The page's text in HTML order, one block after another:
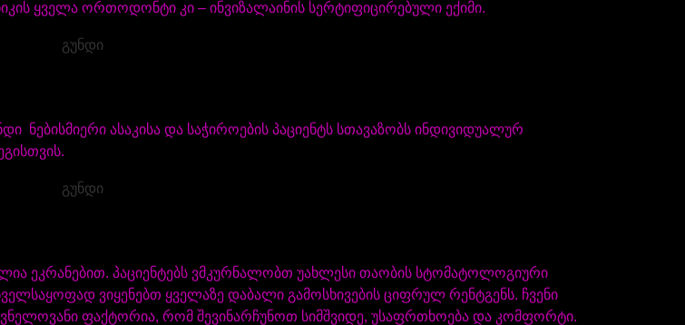
ყველა ორთოდონტი კი – ინვიზალაინის სერტიფიცირებული ექიმი.
ასაკისა და საჭიროების პაციენტს სთავაზობს ინდივიდუალურ
ეკრანებით. პაციენტებს ვმკურნალობთ უახლესი თაობის სტომატოლოგიური
ვიყენებთ ყველაზე დაბალი გამოსხივების ციფრულ რენტგენს. ჩვენი
ფაქტორია, რომ შევინარჩუნოთ სიმშვიდე, უსაფრთხოება და კომფორტი.